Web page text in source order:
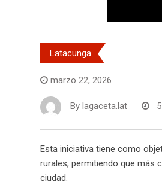
Latacunga
marzo 22, 2026
By lagaceta.lat
Esta iniciativa tiene como
rurales, permitiendo que más
ciudad.